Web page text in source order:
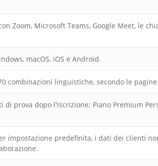
Zoom, Microsoft Teams, Google Meet, le
macOS, iOS e Android.
combinazioni linguistiche, secondo le
prova dopo l'iscrizione; Piano Premium
impostazione predefinita, i dati dei clienti